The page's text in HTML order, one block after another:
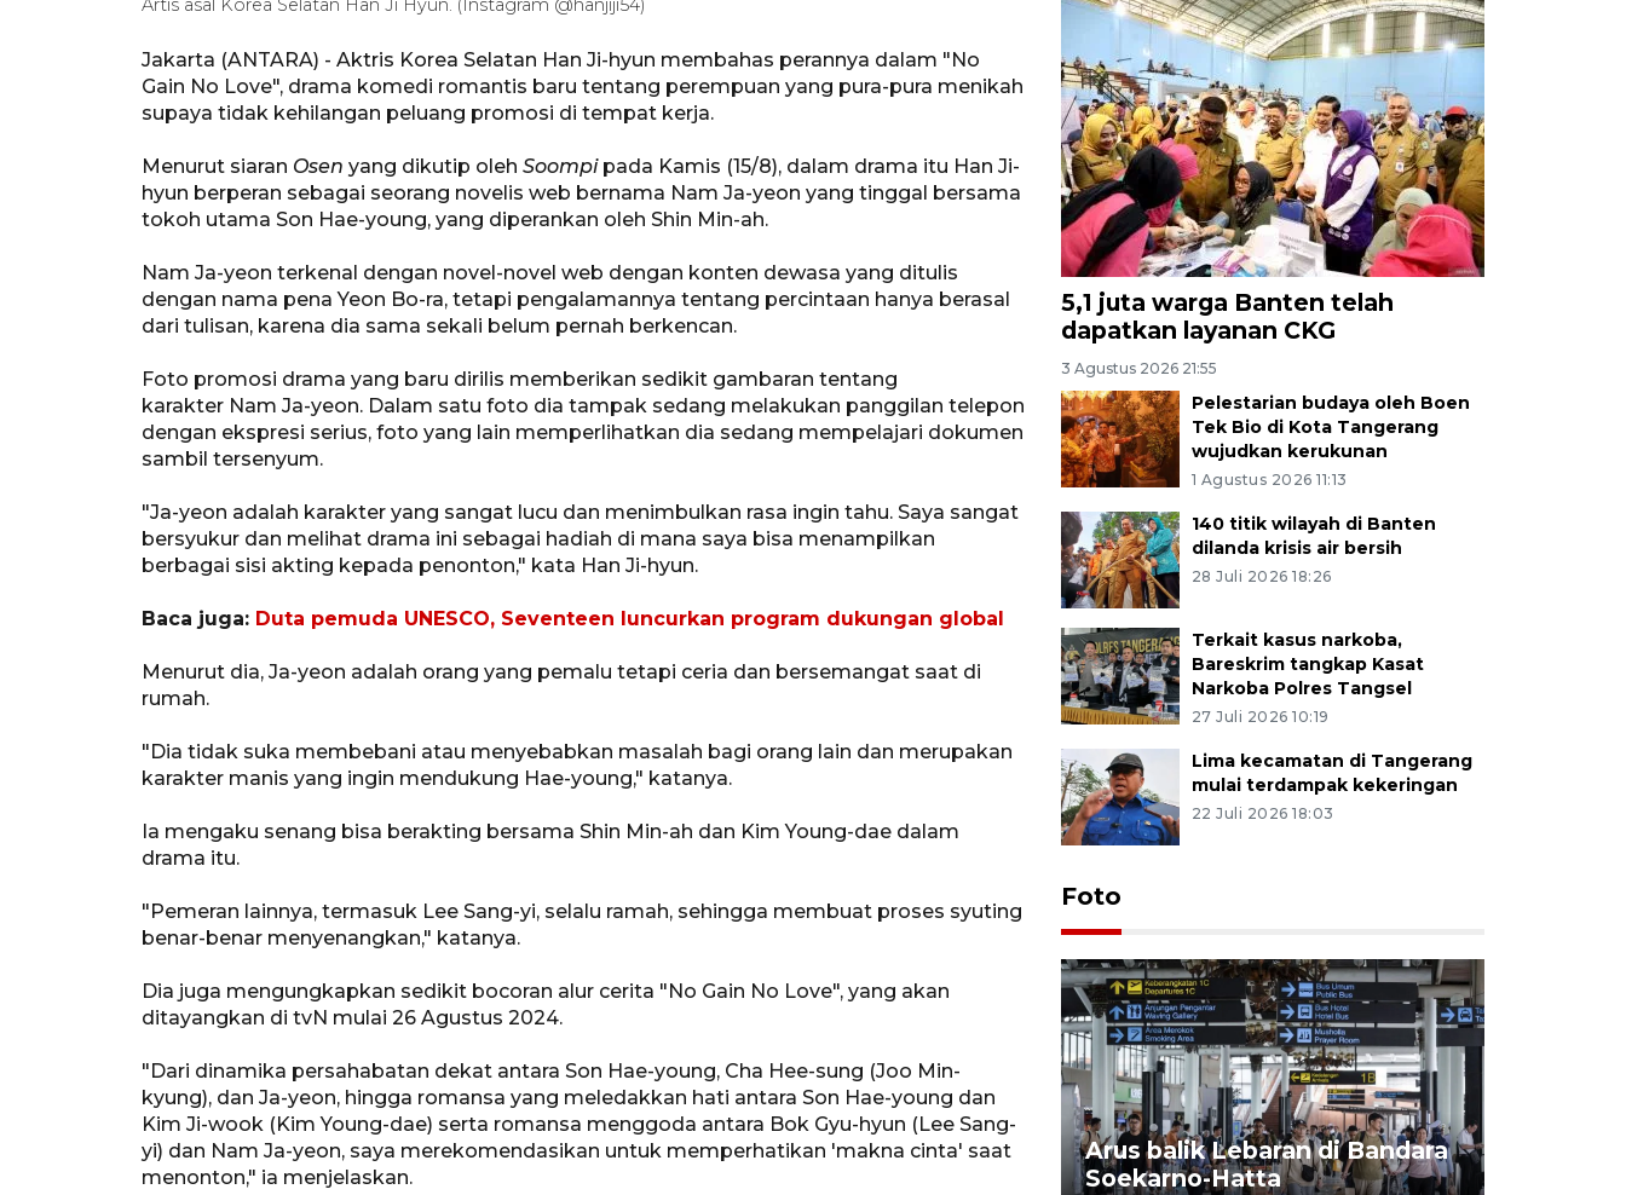
Artis asal Korea Selatan Han Ji Hyun. (Instagram @hanjiji54)
Jakarta (ANTARA) - Aktris Korea Selatan Han Ji-hyun membahas perannya dalam "No
Gain No Love", drama komedi romantis baru tentang perempuan yang pura-pura menikah
supaya tidak kehilangan peluang promosi di tempat kerja.
Menurut siaran Osen yang dikutip oleh Soompipada Kamis (15/8), dalam drama itu Han Ji-
hyun berperan sebagai seorang novelis web bernama Nam Ja-yeon yang tinggal bersama
tokoh utama Son Hae-young, yang diperankan oleh Shin Min-ah.
Nam Ja-yeon terkenal dengan novel-novel web dengan konten dewasa yang ditulis
dengan nama pena Yeon Bo-ra, tetapi pengalamannya tentang percintaan hanya berasal
dari tulisan, karena dia sama sekali belum pernah berkencan.
Foto promosi drama yang baru dirilis memberikan sedikit gambaran tentang
karakter Nam Ja-yeon. Dalam satu foto dia tampak sedang melakukan panggilan telepon
dengan ekspresi serius, foto yang lain memperlihatkan dia sedang mempelajari dokumen
sambil tersenyum.
"Ja-yeon adalah karakter yang sangat lucu dan menimbulkan rasa ingin tahu. Saya sangat
bersyukur dan melihat drama ini sebagai hadiah di mana saya bisa menampilkan
berbagai sisi akting kepada penonton," kata Han Ji-hyun.
Baca juga: Duta pemuda UNESCO, Seventeen luncurkan program dukungan global
Menurut dia, Ja-yeon adalah orang yang pemalu tetapi ceria dan bersemangat saat di
rumah.
"Dia tidak suka membebani atau menyebabkan masalah bagi orang lain dan merupakan
karakter manis yang ingin mendukung Hae-young," katanya.
Ia mengaku senang bisa berakting bersama Shin Min-ah dan Kim Young-dae dalam
drama itu.
"Pemeran lainnya, termasuk Lee Sang-yi, selalu ramah, sehingga membuat proses syuting
benar-benar menyenangkan," katanya.
Dia juga mengungkapkan sedikit bocoran alur cerita "No Gain No Love", yang akan
ditayangkan di tvN mulai 26 Agustus 2024.
"Dari dinamika persahabatan dekat antara Son Hae-young, Cha Hee-sung (Joo Min-
kyung), dan Ja-yeon, hingga romansa yang meledakkan hati antara Son Hae-young dan
Kim Ji-wook (Kim Young-dae) serta romansa menggoda antara Bok Gyu-hyun (Lee Sang-
yi) dan Nam Ja-yeon, saya merekomendasikan untuk memperhatikan 'makna cinta' saat
menonton," ia menjelaskan.
5,1 juta warga Banten telah
dapatkan layanan CKG
3 Agustus 2026 21:55
Pelestarian budaya oleh Boen
Tek Bio di Kota Tangerang
wujudkan kerukunan
1 Agustus 2026 11:13
140 titik wilayah di Banten
dilanda krisis air bersih
28 Juli 2026 18:26
Terkait kasus narkoba,
Bareskrim tangkap Kasat
Narkoba Polres Tangsel
27 Juli 2026 10:19
Lima kecamatan di Tangerang
mulai terdampak kekeringan
22 Juli 2026 18:03
Foto
Arus balik Lebaran di Bandara
Soekarno-Hatta